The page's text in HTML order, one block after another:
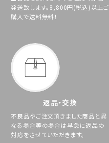
発送致します。8,800円(税込)以上ご
購入で送料無料！
返品・交換
不良品やご注文頂きました商品と異
なる場合等の場合は早急に返品の
対応をさせていただきます。